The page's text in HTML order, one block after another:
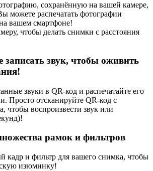
сохранённую на вашей камере,
можете распечатать фотографии
вашем смартфоне!
чтобы делать снимки с расстояния
звук, чтобы оживить
звуки в QR-код и распечатайте его
Просто отсканируйте QR-код с
чтобы воспроизвести звук или
рамок и фильтров
кадр и фильтр для вашего снимка, чтобы
изюминку!